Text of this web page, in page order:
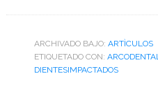
ARCHIVADO BAJO: ARTÌCULOS
ETIQUETADO CON: ARCODENTAL
DIENTESIMPACTADOS